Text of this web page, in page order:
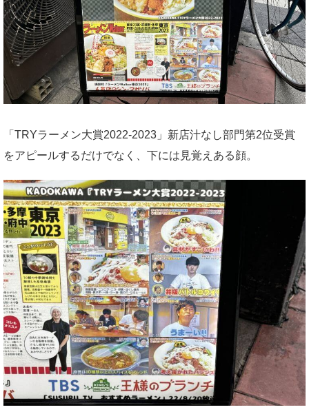
「TRYラーメン大賞2022-2023」新店汁なし部門第2位受賞
をアピールするだけでなく、下には見覚えある顔。